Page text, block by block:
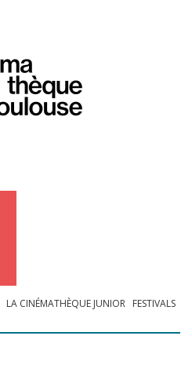
LA CINÉMATHÈQUE JUNIOR FESTIVALS